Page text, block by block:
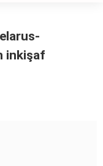
inkişaf